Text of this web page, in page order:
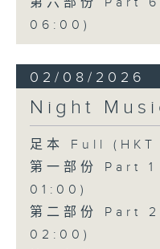
第六部份 Part
06:00)
02/08/2026
Night
足本 Full
第一部份 Part
01:00)
第二部份 Part
02:00)